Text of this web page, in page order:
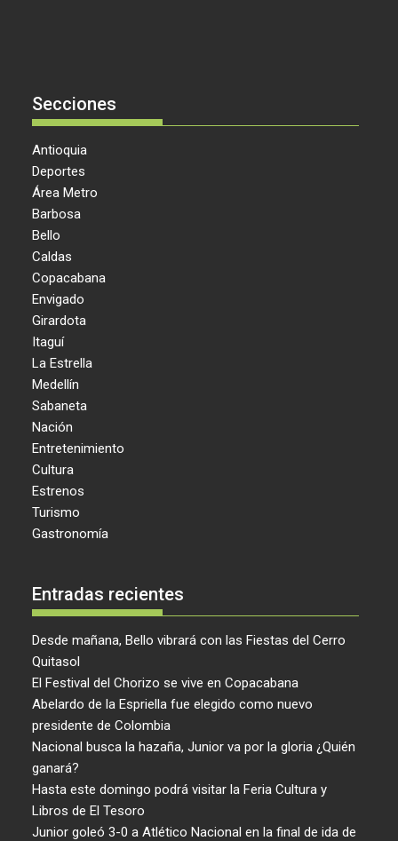
Secciones
Antioquia
Deportes
Área Metro
Barbosa
Bello
Caldas
Copacabana
Envigado
Girardota
Itaguí
La Estrella
Medellín
Sabaneta
Nación
Entretenimiento
Cultura
Estrenos
Turismo
Gastronomía
Entradas recientes
Desde mañana, Bello vibrará con las Fiestas del Cerro
Quitasol
El Festival del Chorizo se vive en Copacabana
Abelardo de la Espriella fue elegido como nuevo
presidente de Colombia
Nacional busca la hazaña, Junior va por la gloria ¿Quién
ganará?
Hasta este domingo podrá visitar la Feria Cultura y
Libros de El Tesoro
Junior goleó 3-0 a Atlético Nacional en la final de ida de